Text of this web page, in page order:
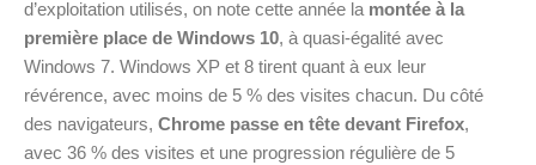
d’exploitation utilisés, on note cette année la montée à la
première place de Windows 10, à quasi-égalité avec
Windows 7. Windows XP et 8 tirent quant à eux leur
révérence, avec moins de 5 % des visites chacun. Du côté
des navigateurs, Chrome passe en tête devant Firefox,
avec 36 % des visites et une progression régulière de 5